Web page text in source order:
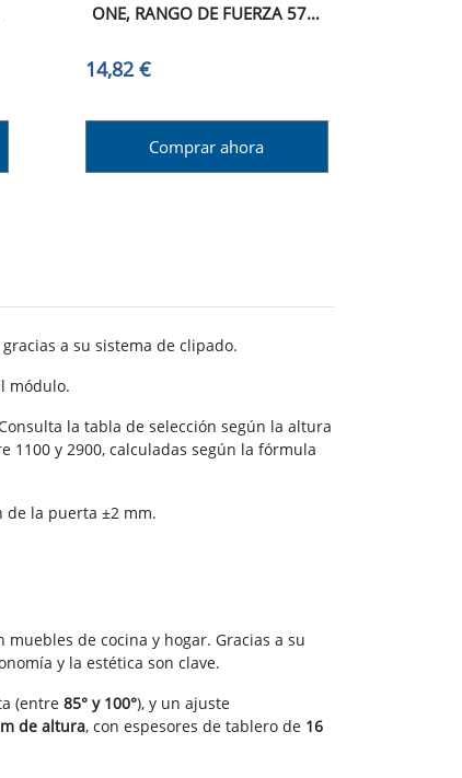
ONE, RANGO DE FUERZA 576-
14,82 €
Comprar ahora
a su sistema de clipado.
módulo.
la tabla de selección según la altura
y 2900, calculadas según la fórmula
de la puerta ±2 mm.
de cocina y hogar. Gracias a su
y la estética son clave.
(entre 85° y 100°), y un ajuste
de altura, con espesores de tablero de 16